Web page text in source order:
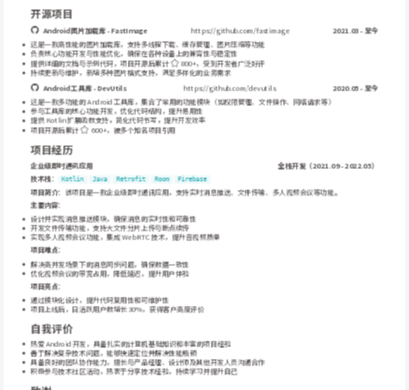
开源项目
Android 图片加载库 - FastImage https://github.com/fastimage
2021.03 - 至今
这是一款高性能的图片加载库，支持多线程下载、缓存管理、图片压缩等功能
负责核心功能开发与性能优化，确保在各种设备上的兼容性与稳定性
提供详细的文档与示例代码，项目开源后累计
800+，受到开发者广泛好评
持续更新与维护，新增多种图片格式支持，满足多样化的业务需求
Android 工具库 - DevUtils
https://github.com/devutils
2020.05 - 至今
这是一款多功能的 Android 工具库，集合了常用的功能模块（如权限管理、文件操作、网络请求等）
参与工具库的核心功能开发，优化代码结构，提升易用性
提供 Kotlin 扩展函数支持，简化代码书写，提升开发效率
项目开源后累计
600+，被多个知名项目引用
项目经历
企业级即时通讯应用
全栈开发（2021.09 - 2022.05）
技术栈： Kotlin Java Retrofit Room Firebase
项目简介：该项目是一款企业级即时通讯应用，支持实时消息推送、文件传输、多人视频会议等功能。
主要内容：
设计并实现消息推送模块，确保消息的实时性和可靠性
开发文件传输功能，支持大文件分片上传与断点续传
实现多人视频会议功能，集成 WebRTC 技术，提升音视频质量
项目难点：
解决高并发场景下的消息同步问题，确保数据一致性
优化视频会议的带宽占用，降低延迟，提升用户体验
项目亮点：
通过模块化设计，提升代码复用性和可维护性
项目上线后，日活跃用户数增长 30%，获得客户高度评价
自我评价
热爱 Android 开发，具备扎实的计算机基础知识和丰富的项目经验
善于解决复杂技术问题，能够快速定位并解决性能瓶颈
具备良好的团队协作能力，擅长与产品经理、设计师及其他开发人员沟通合作
积极参与技术社区活动，热衷于分享技术经验，持续学习并提升自己